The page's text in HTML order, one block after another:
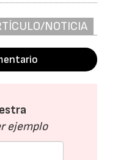
NOTICIA
ejemplo